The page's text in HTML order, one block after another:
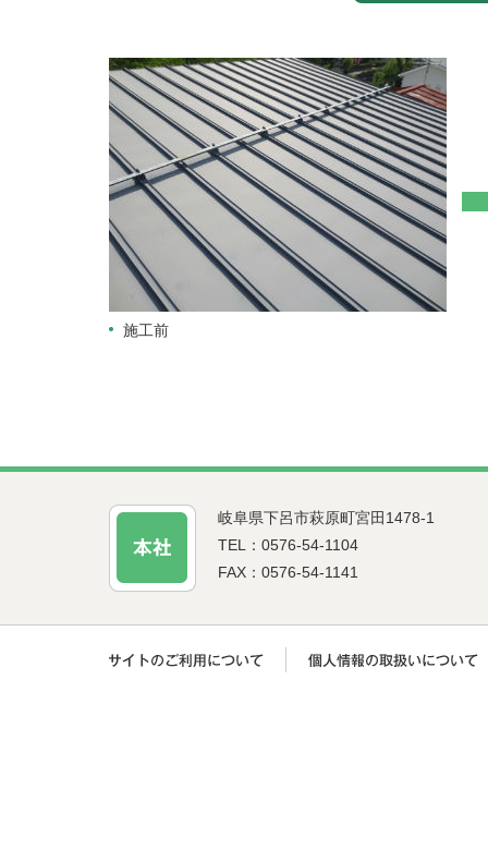
施工前
岐阜県下呂市萩原町宮田1478-1
TEL：0576-54-1104
FAX：0576-54-1141